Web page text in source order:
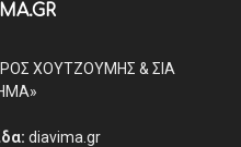
ΧΟΥΤΖΟΥΜΗΣ & ΣΙΑ
diavima.gr